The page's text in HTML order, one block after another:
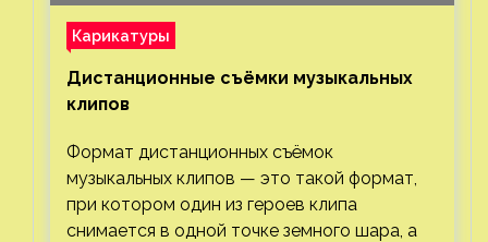
Карикатуры
Дистанционные съёмки музыкальных
клипов⁠⁠
Формат дистанционных съёмок
музыкальных клипов — это такой формат,
при котором один из героев клипа
снимается в одной точке земного шара, а